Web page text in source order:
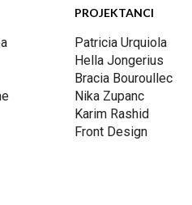
PROJEKTANCI
Patricia Urquiola
Hella Jongerius
Bracia Bouroullec
Nika Zupanc
Karim Rashid
Front Design